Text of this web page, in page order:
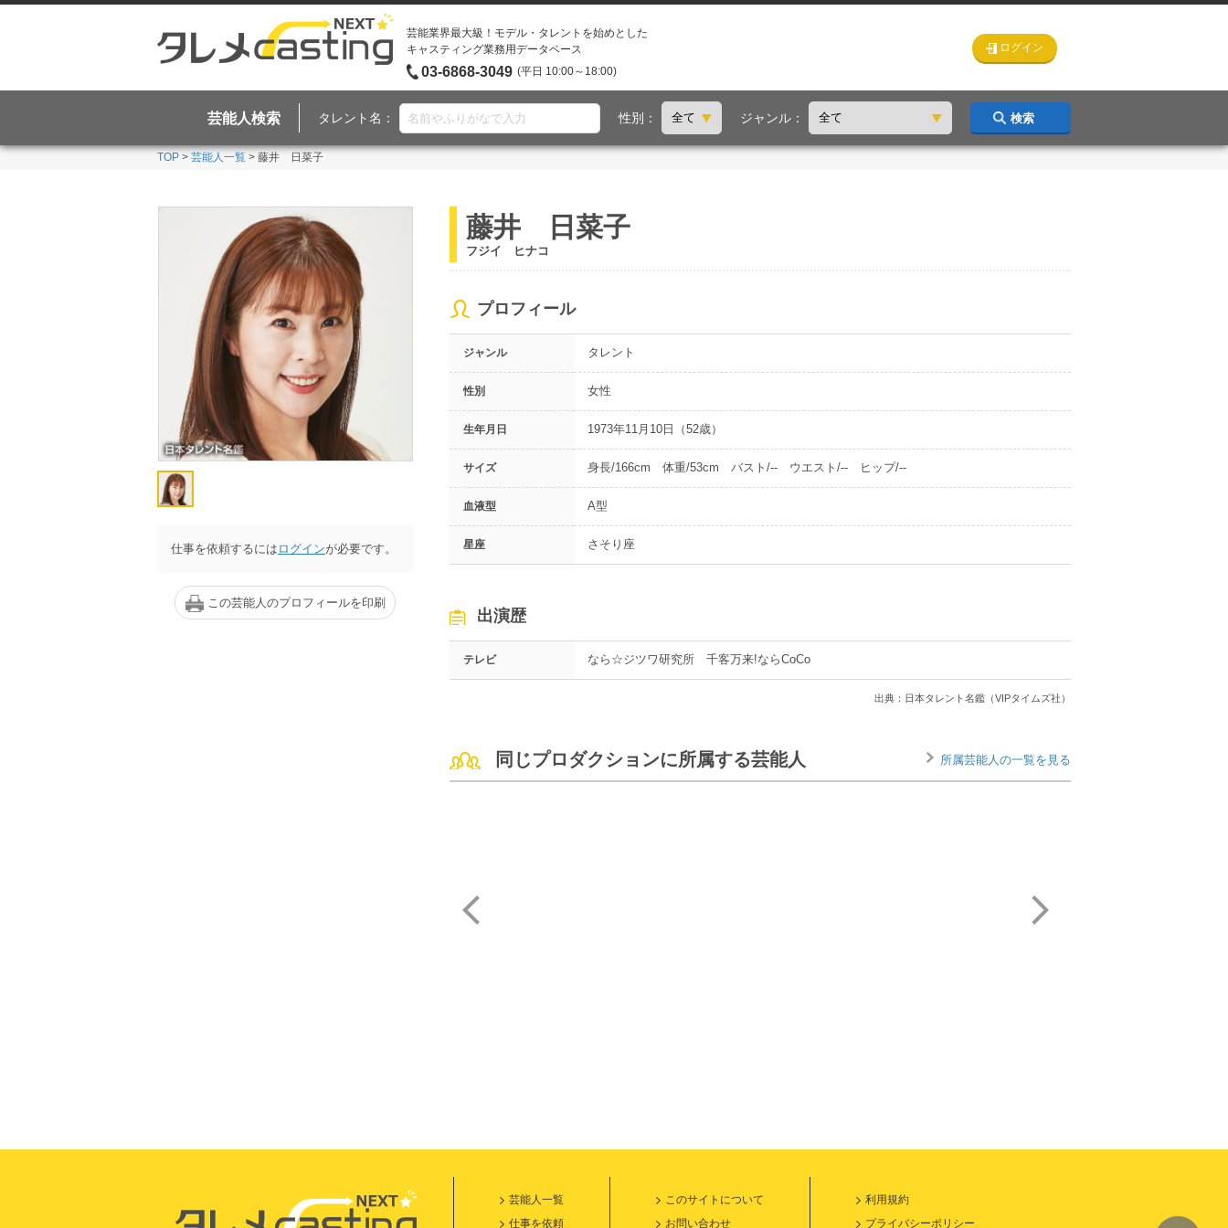
芸能業界最大級！モデル・タレントを始めとした
キャスティング業務用データベース
03-6868-3049 (平日 10:00～18:00)
ログイン
芸能人検索 タレント名： 性別： ジャンル： 検索
TOP > 芸能人一覧 > 藤井 日菜子
仕事を依頼するには ログインが必要です。
この芸能人のプロフィールを印刷
藤井 日菜子
フジイ ヒナコ
プロフィール
ジャンル タレント
性別 女性
生年月日 1973年11月10日（52歳）
サイズ 身長/166cm 体重/53cm バスト/-- ウエスト/-- ヒップ/--
血液型 A型
星座 さそり座
出演歴
テレビ なら☆ジツワ研究所 千客万来!ならCoCo
出典：日本タレント名鑑（VIPタイムズ社）
同じプロダクションに所属する芸能人 所属芸能人の一覧を見る
芸能人一覧
仕事を依頼
このサイトについて
お問い合わせ
利用規約
プライバシーポリシー